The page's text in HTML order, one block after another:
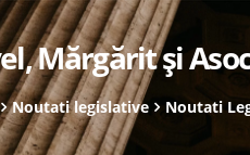
Mărgărit și
Noutati legislative Noutati